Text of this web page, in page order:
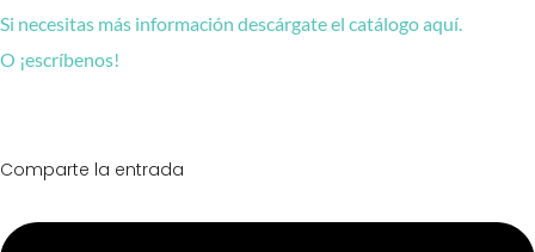
Si necesitas más información descárgate el catálogo aquí.
O ¡escríbenos!
Comparte la entrada